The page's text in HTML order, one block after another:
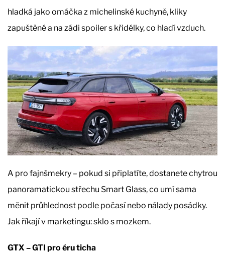
hladká jako omáčka z michelinské kuchyně, kliky
zapuštěné a na zádi spoiler s křidélky, co hladí vzduch.
A pro fajnšmekry – pokud si připlatíte, dostanete chytrou
panoramatickou střechu Smart Glass, co umí sama
měnit průhlednost podle počasí nebo nálady posádky.
Jak říkají v marketingu: sklo s mozkem.
GTX – GTI pro éru ticha